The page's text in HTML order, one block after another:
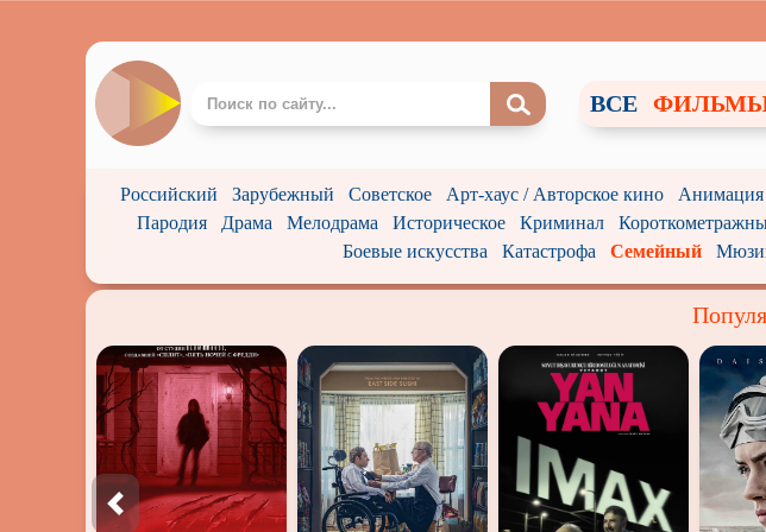
ВСЕ
Российский Зарубежный Советское Арт-хаус / Авторское кино Анимация
Пародия
Драма Мелодрама Историческое Криминал
Боевые искусства
Катастрофа Семейный